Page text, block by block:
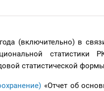
(включительно) в
статистической
«Отчет об